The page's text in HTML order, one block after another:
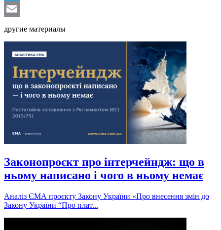
Telegram
другие материалы
Законопроєкт про інтерчейндж: що в
ньому написано і чого в ньому немає
Аналіз ЄМА проєкту Закону України «Про внесення змін до
Закону України “Про плат...